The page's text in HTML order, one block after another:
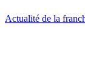
Actualité de la